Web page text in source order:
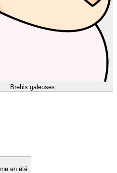
Brebis galeuses
en été